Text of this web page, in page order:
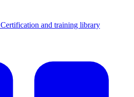
Certification and training library